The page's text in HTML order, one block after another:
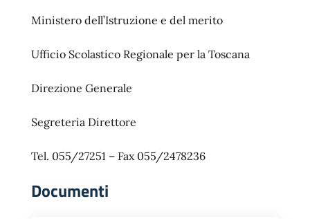
Ministero dell’Istruzione e del merito
Ufficio Scolastico Regionale per la Toscana
Direzione Generale
Segreteria Direttore
Tel. 055/27251 – Fax 055/2478236
Documenti